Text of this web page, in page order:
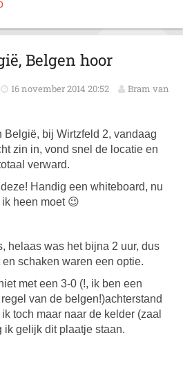
Belgen hoor
16 november 2014 20:52
Bram van
België, bij Wirtzfeld 2, vandaag
zin in, vond snel de locatie en
verward.
Handig een whiteboard, nu
heen moet 😉
helaas was het bijna 2 uur, dus
schaken waren een optie.
met een 3-0 (!, ik ben een
van de belgen!)achterstand
toch maar naar de kelder (zaal
ik gelijk dit plaatje staan.